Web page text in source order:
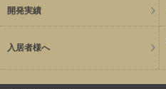
開発実績
入居者様へ